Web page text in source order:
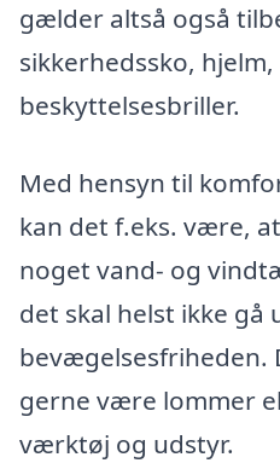
gælder altså også
sikkerhedssko,
beskyttelsesbriller.
Med hensyn til
kan det f.eks. være,
noget vand- og
det skal helst ikke gå
bevægelsesfriheden.
gerne være lommer
værktøj og udstyr.